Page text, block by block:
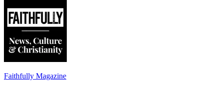
Faithfully Magazine